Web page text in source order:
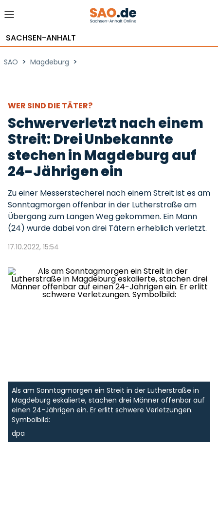
SACHSEN-ANHALT
SAO > Magdeburg >
WER SIND DIE TÄTER?
Schwerverletzt nach einem
Streit: Drei Unbekannte
stechen in Magdeburg auf
24-Jährigen ein
Zu einer Messerstecherei nach einem Streit ist es am
Sonntagmorgen offenbar in der Lutherstraße am
Übergang zum Langen Weg gekommen. Ein Mann
(24) wurde dabei von drei Tätern erheblich verletzt.
17.10.2022, 15:54
Als am Sonntagmorgen ein Streit in der Lutherstraße in
Magdeburg eskalierte, stachen drei Männer offenbar auf
einen 24-Jährigen ein. Er erlitt schwere Verletzungen.
Symbolbild:
dpa